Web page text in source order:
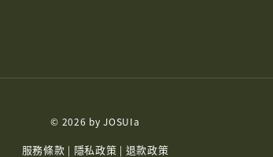
© 2026 by JOSUIa
服務條款 | 隱私政策 | 退款政策